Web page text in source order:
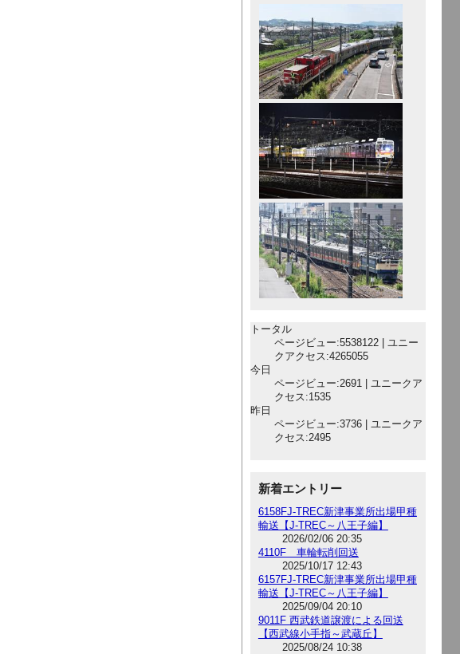
トータル
ページビュー:5538122 | ユニー
クアクセス:4265055
今日
ページビュー:2691 | ユニークア
クセス:1535
昨日
ページビュー:3736 | ユニークア
クセス:2495
新着エントリー
6158FJ-TREC新津事業所出場甲種
輸送【J-TREC～八王子編】
2026/02/06 20:35
4110F 車輪転削回送
2025/10/17 12:43
6157FJ-TREC新津事業所出場甲種
輸送【J-TREC～八王子編】
2025/09/04 20:10
9011F 西武鉄道譲渡による回送
【西武線小手指～武蔵丘】
2025/08/24 10:38